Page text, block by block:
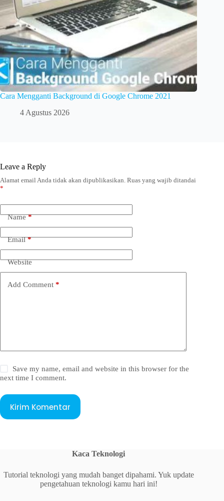
Cara Mengganti Background di Google Chrome 2021
4 Agustus 2026
Leave a Reply
Alamat email Anda tidak akan dipublikasikan. Ruas yang wajib ditandai
*
Name*
Email*
Website
Add Comment *
Save my name, email and website in this browser for the
next time I comment.
Kirim Komentar
Kaca Teknologi
Tutorial teknologi yang mudah banget dipahami. Yuk update
pengetahuan teknologi kamu hari ini!